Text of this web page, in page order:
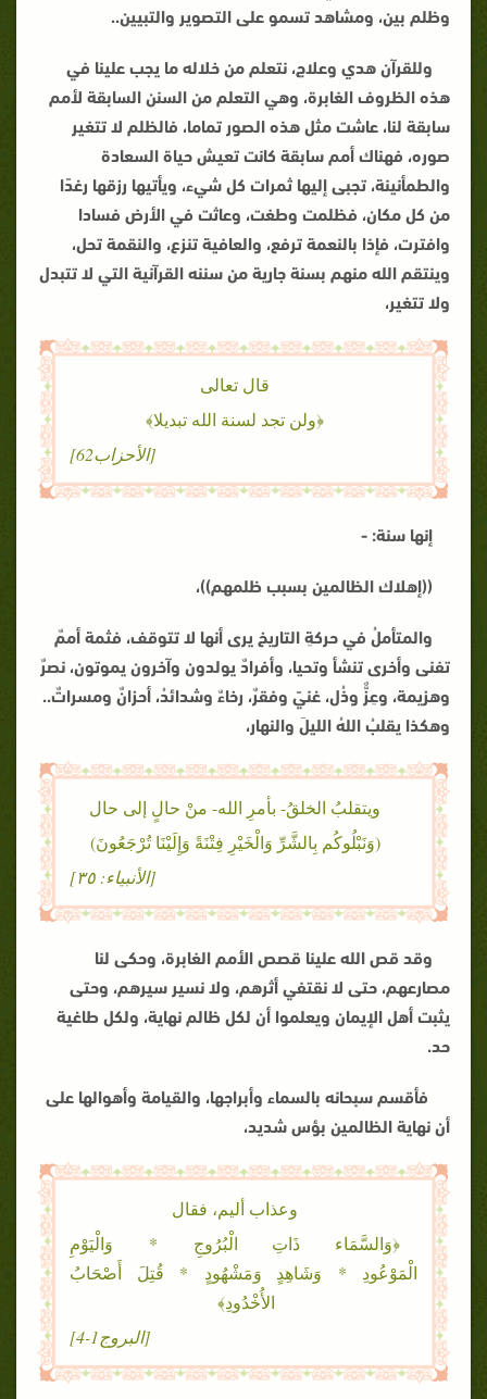
وظلم بين، ومشاهد تسمو على التصوير والتبيين..
وللقرآن هدي وعلاج، نتعلم من خلاله ما يجب علينا في
هذه الظروف الغابرة، وهي التعلم من السنن السابقة لأمم
سابقة لنا، عاشت مثل هذه الصور تماما، فالظلم لا تتغير
صوره، فهناك أمم سابقة كانت تعيش حياة السعادة
والطمأنينة، تجبى إليها ثمرات كل شيء، ويأتيها رزقها رغدًا
من كل مكان، فظلمت وطغت، وعاثت في الأرض فسادا
وافترت، فإذا بالنعمة ترفع، والعافية تنزع، والنقمة تحل،
وينتقم الله منهم بسنة جارية من سننه القرآنية التي لا تتبدل
ولا تتغير،
قال تعالى
﴿ولن تجد لسنة الله تبديلا﴾
[الأحزاب62]
إنها سنة: -
((إهلاك الظالمين بسبب ظلمهم))،
والمتأملُ في حركةِ التاريخ يرى أنها لا تتوقف، فثمة أممٌ
تفنى وأخرى تنشأ وتحيا، وأفرادٌ يولدون وآخرون يموتون، نصرٌ
وهزيمة، وعِزٌّ وذُل، غنيً وفقرٌ، رخاءٌ وشدائدُ، أحزانٌ ومسراتٌ..
وهكذا يقلبُ اللهُ الليلَ والنهار،
ويتقلبُ الخلقُ- بأمرِ الله- منْ حالٍ إلى حال
(وَنَبْلُوكُم بِالشَّرِّ وَالْخَيْرِ فِتْنَةً وَإِلَيْنَا تُرْجَعُونَ)
[الأنبياء: ٣٥]
وقد قص الله علينا قصص الأمم الغابرة، وحكى لنا
مصارعهم، حتى لا نقتفي أثرهم، ولا نسير سيرهم، وحتى
يثبت أهل الإيمان ويعلموا أن لكل ظالم نهاية، ولكل طاغية
حد.
فأقسم سبحانه بالسماء وأبراجها، والقيامة وأهوالها على
أن نهاية الظالمين بؤس شديد،
وعذاب أليم، فقال
﴿وَالسَّمَاء ذَاتِ الْبُرُوجِ * وَالْيَوْمِ
الْمَوْعُودِ * وَشَاهِدٍ وَمَشْهُودٍ * قُتِلَ أَصْحَابُ
الأُخْدُودِ﴾
[البروج1-4]